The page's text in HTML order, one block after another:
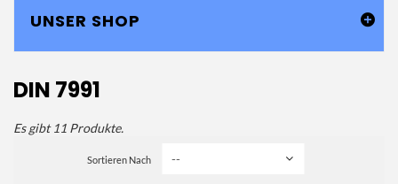
UNSER SHOP
DIN 7991
Es gibt 11 Produkte.
Sortieren Nach